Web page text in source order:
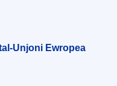
Unjoni Ewropea